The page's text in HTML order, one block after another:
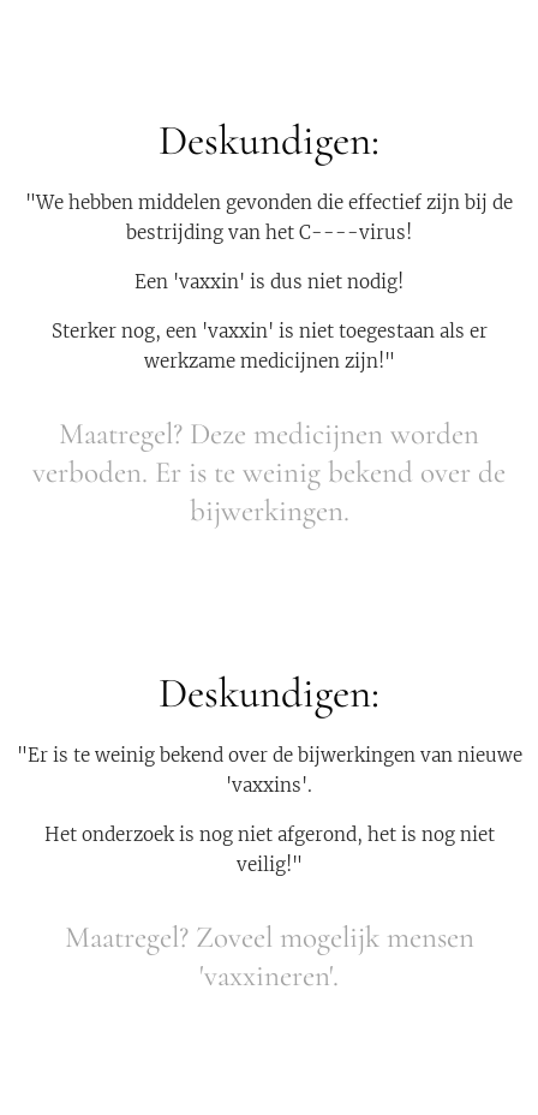
Deskundigen:
"We hebben middelen gevonden die effectief zijn bij de
bestrijding van het C----virus!
Een 'vaxxin' is dus niet nodig!
Sterker nog, een 'vaxxin' is niet toegestaan als er
werkzame medicijnen zijn!"
Maatregel? Deze medicijnen worden
verboden. Er is te weinig bekend over de
bijwerkingen.
Deskundigen:
"Er is te weinig bekend over de bijwerkingen van nieuwe
'vaxxins'.
Het onderzoek is nog niet afgerond, het is nog niet
veilig!"
Maatregel? Zoveel mogelijk mensen
'vaxxineren'.